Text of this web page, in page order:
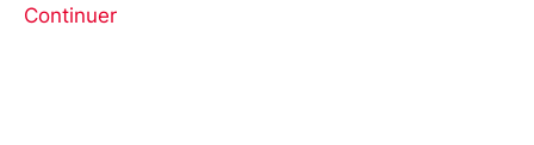
Continuer